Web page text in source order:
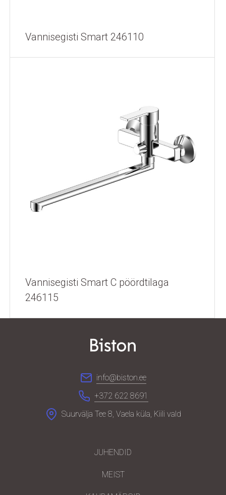
Vannisegisti Smart 246110
Vannisegisti Smart C pöördtilaga
246115
info@biston.ee
+372 622 8691
Suurvälja Tee 8, Vaela küla, Kiili vald
JUHENDID
MEIST